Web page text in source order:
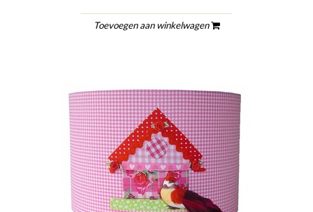
Toevoegen aan winkelwagen